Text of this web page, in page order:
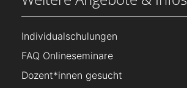
Individualschulungen
FAQ Onlineseminare
Dozent*innen gesucht